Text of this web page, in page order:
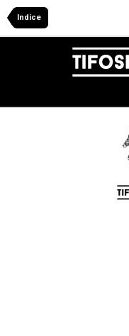
Indice